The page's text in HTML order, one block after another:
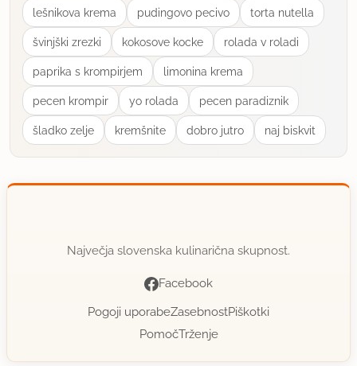
lešnikova krema pudingovo pecivo torta nutella
švinjški zrezki kokosove kocke rolada v roladi
paprika s krompirjem limonina krema
pecen krompir yo rolada pecen paradiznik
šladko zelje kremšnite dobro jutro naj biskvit
Največja slovenska kulinarična skupnost.
Facebook
Pogoji uporabeZasebnostPiškotki
PomočTrženje